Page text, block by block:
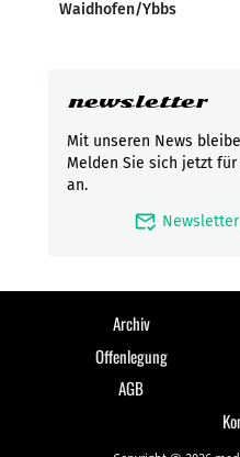
Waidhofen/Ybbs
newsletter
Mit unseren News
Melden Sie sich jetzt
an.
mark_email_read
Archiv
Offenlegung
AGB